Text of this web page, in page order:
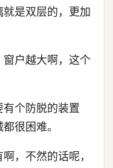
是双层的，更加
户越大啊，这个
个防脱的装置
很困难。
，不然的话呢，